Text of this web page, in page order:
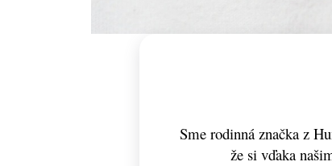
Sme rodinná značka z
že si vďaka